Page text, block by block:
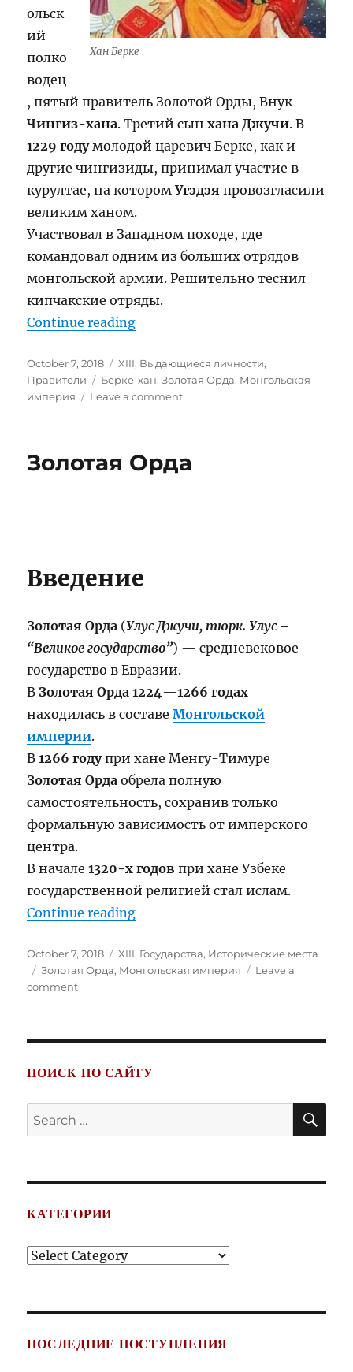
Хан Берке
ольск
ий
полко
водец
, пятый правитель Золотой Орды, Внук
Чингиз-хана. Третий сынхана Джучи. В
1229 годумолодой царевич Берке, как и
другие чингизиды, принимал участие в
курултае, на которомУгэдэя провозгласили
великим ханом.
Участвовал в Западном походе, где
командовал одним из больших отрядов
монгольской армии. Решительно теснил
кипчакские отряды.
Continue reading“Берке-хан”
Posted
on
October 7, 2018 Categories
XIII, Выдающиеся личности,
Правители
Tags
Берке-хан,Золотая Орда, Монгольская
империя
Leave a commenton
Золотая Орда
Введение
Золотая Орда (Улус Джучи, тюрк. Улус –
“Великое государство”) — средневековое
государство в Евразии.
В Золотая Орда 1224—1266 годах
находилась в составеМонгольской
империи.
В1266 годупри хане Менгу-Тимуре
Золотая Ордаобрела полную
самостоятельность, сохранив только
формальную зависимость от имперского
центра.
В начале1320-х годов при хане Узбеке
государственной религией стал ислам.
Continue reading“Золотая Орда”
Posted
on
October 7, 2018 Categories
XIII, Государства, Исторические места
Tags
Золотая Орда, Монгольская империя
Leave a
commenton
ПОИСК ПО САЙТУ
Search
for:
КАТЕГОРИИ
Категории
ПОСЛЕДНИЕ ПОСТУПЛЕНИЯ